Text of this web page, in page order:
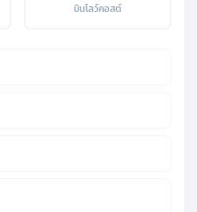
บินโลว์คอสต์